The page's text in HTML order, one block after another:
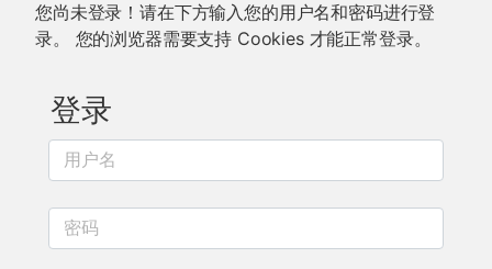
您尚未登录！请在下方输入您的用户名和密码进行登
录。 您的浏览器需要支持 Cookies 才能正常登录。
登录
用户名
密码